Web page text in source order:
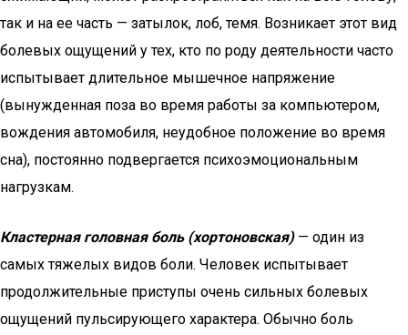
так и на ее часть — затылок, лоб, темя. Возникает этот вид
болевых ощущений у тех, кто по роду деятельности часто
испытывает длительное мышечное напряжение
(вынужденная поза во время работы за компьютером,
вождения автомобиля, неудобное положение во время
сна), постоянно подвергается психоэмоциональным
нагрузкам.
Кластерная головная боль (хортоновская)— один из
самых тяжелых видов боли. Человек испытывает
продолжительные приступы очень сильных болевых
ощущений пульсирующего характера. Обычно боль